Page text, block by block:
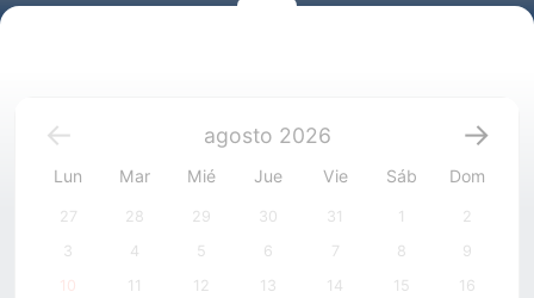
agosto 2026
Lun Mar Mié Jue Vie Sáb Dom
27 28 29 30 31 1
2
3
4 5 6 7 8
9
10
11 12 13 14 15
16